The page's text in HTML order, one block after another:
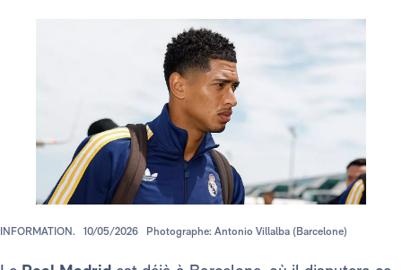
INFORMATION. 10/05/2026 Photographe: Antonio Villalba (Barcelone)